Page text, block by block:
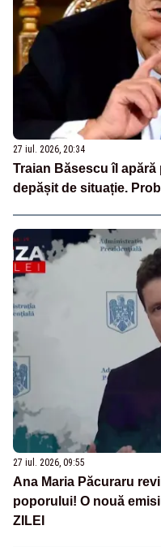
27 iul. 2026, 20:34
Traian Băsescu îl
depășit de situație.
27 iul. 2026, 09:55
Ana Maria Păcuraru
poporului! O nouă
ZILEI